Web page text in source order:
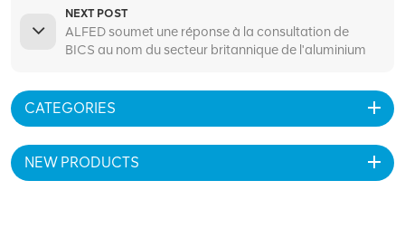
NEXT POST
ALFED soumet une réponse à la consultation de
BICS au nom du secteur britannique de l'aluminium
CATEGORIES
NEW PRODUCTS